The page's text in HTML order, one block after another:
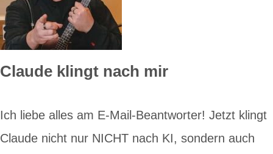
Claude klingt nach mir
Ich liebe alles am E-Mail-Beantworter! Jetzt klingt
Claude nicht nur NICHT nach KI, sondern auch